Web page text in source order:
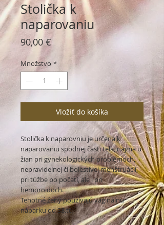
Stolička k
naparovaniu
90,00 €
Množstvo *
Vložiť do košíka
Stolička k naparovniu je určena k
naparovaniu spodnej časti tela, najmä u
žian pri gynekologických problémoch,
nepravidelnej či bolestivej menštruácii,
pri túžbe po počatí, ale i pri
hemoroidoch.
Tehotné ženy pouzívajú vaginálnu
náparku od 38.tt.